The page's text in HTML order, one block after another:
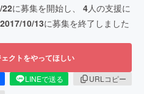
22に募集を開始し、 4人の支援に
2017/10/13に募集を終了しました
クトをやってほしい
LINEで送る
URLコピー